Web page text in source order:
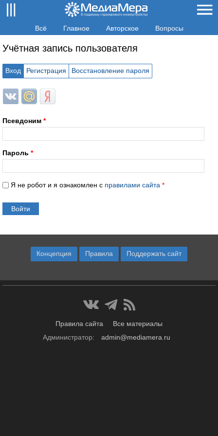
Всё Главное Авторское Вопросы
Учётная запись пользователя
Вход Регистрация Восстановление пароля
Login with ВКонтакте
Login with Mail.ru
Login with Яндекс
Псевдоним *
Пароль *
Я не робот и я ознакомлен с правилами сайта *
Концепция Правила Поддержать сайт
Правила сайта
Все материалы
Администратор:
admin@mediamera.ru